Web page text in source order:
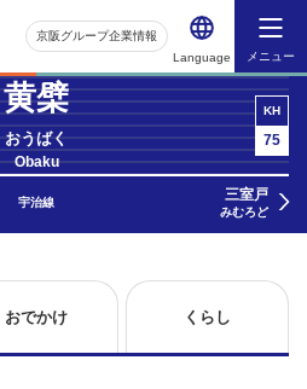
Language メニュー
京阪グループ企業情報
黄檗
おうばく
Obaku
KH
75
宇治線 三室戸
みむろど
おでかけ くらし